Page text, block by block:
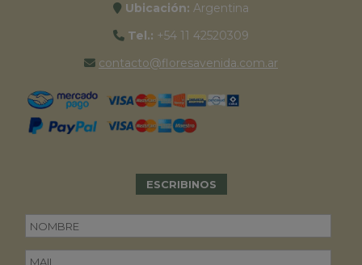
Ubicación: Argentina
Tel.: +54 11 42520309
contacto@floresavenida.com.ar
ESCRIBINOS